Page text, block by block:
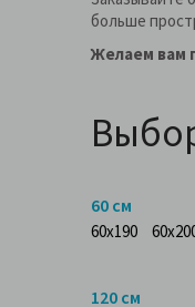
больше
Желаем вам
60 см
60x190
120 см